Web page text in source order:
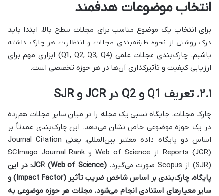
انتخاب موضوعات هدفمند
برای انتخاب یک موضوع مناسب برای مجلات سطح بالا، ابتدا باید
درک روشنی از نحوه طبقه‌بندی مجلات و انتظارات هر چارک داشته
باشیم. چارک‌بندی مجلات علمی (Q1, Q2, Q3, Q4) ابزاری مهم برای
ارزیابی کیفیت و تأثیرگذاری آن‌ها در هر حوزه تخصصی است.
۲.۱. تعریف Q1 و Q2 در JCR و SJR
چارک مجلات، جایگاه نسبی یک مجله را در میان سایر مجلات هم‌رده
در یک حوزه موضوعی خاص نشان می‌دهد. این چارک‌بندی عمدتاً بر
اساس دو پایگاه داده معتبر بین‌المللی، یعنی Journal Citation
Reports (JCR) از Web of Science و SCImago Journal Rank
(SJR) از Scopus صورت می‌گیرد.
JCR (Web of Science):در این
پایگاه، چارک‌بندی بر اساس شاخص ضریب تأثیر (Impact Factor) و
سایر معیارهای استنادی انجام می‌شود. مجلات هر حوزه موضوعی به